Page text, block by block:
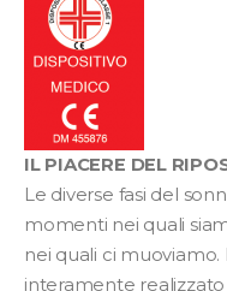
IL PIACERE DEL
Le diverse fasi del
momenti nei quali
nei quali ci
interamente